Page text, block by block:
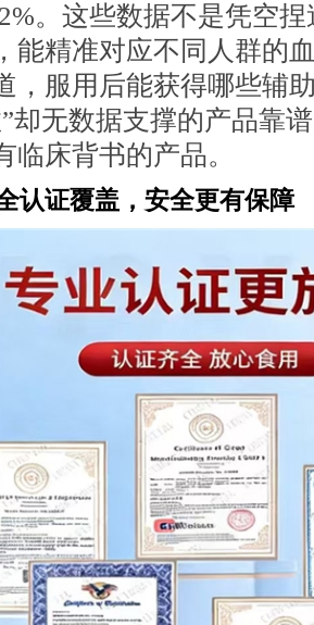
。这些数据不是凭空
能精准对应不同人群的
，服用后能获得哪些辅
却无数据支撑的产品靠
临床背书的产品。
认证覆盖，安全更有保障